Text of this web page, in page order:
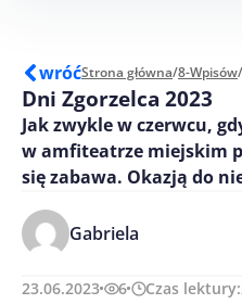
wróćStrona główna/8-Wpisów/
Dni Zgorzelca 2023
Jak zwykle w czerwcu,
w amfiteatrze miejskim
się zabawa. Okazją do
Gabriela
23.06.2023 6 Czas lektury: